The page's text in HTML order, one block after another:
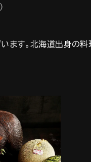
ます。北海道出身の